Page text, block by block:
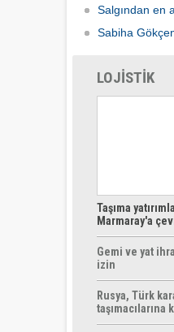
Salgından en
Sabiha
LOJİSTİK
Taşıma
Marmaray'a
Gemi ve yat
izin
Rusya, Türk
taşımacılarına
getirebilir